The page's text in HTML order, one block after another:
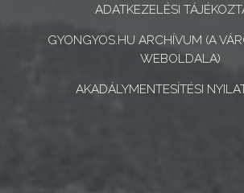
VÁROSHÁZA
ÖNKORMÁNYZAT
ADATKEZELÉSI
GYONGYOS.HU ARCHÍVUM (A
WEBOLDALA)
AKADÁLYMENTESÍTÉSI